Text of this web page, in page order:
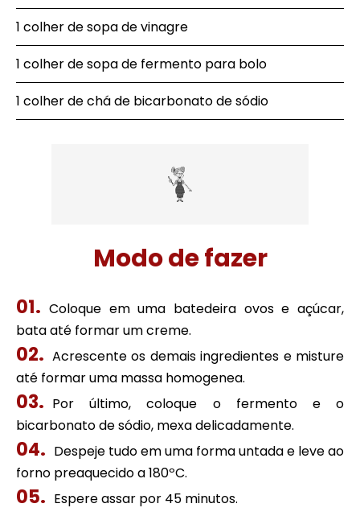
1 colher de sopa de vinagre
1 colher de sopa de fermento para bolo
1 colher de chá de bicarbonato de sódio
Modo de fazer
Coloque em uma batedeira ovos e açúcar,
bata até formar um creme.
Acrescente os demais ingredientes e misture
até formar uma massa homogenea.
Por último, coloque o fermento e o
bicarbonato de sódio, mexa delicadamente.
Despeje tudo em uma forma untada e leve ao
forno preaquecido a 180ºC.
Espere assar por 45 minutos.